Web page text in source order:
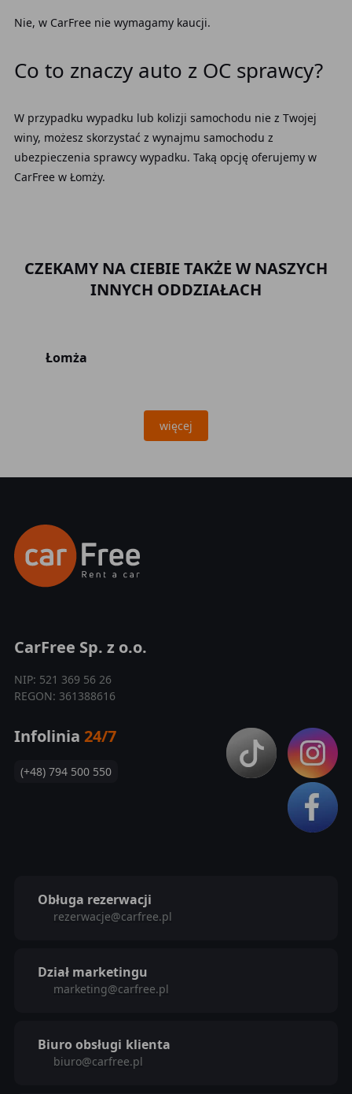
Nie, w CarFree nie wymagamy kaucji.
Co to znaczy auto z OC sprawcy?
W przypadku wypadku lub kolizji samochodu nie z Twojej
winy, możesz skorzystać z wynajmu samochodu z
ubezpieczenia sprawcy wypadku. Taką opcję oferujemy w
CarFree w Łomży.
CZEKAMY NA CIEBIE TAKŻE W NASZYCH
INNYCH ODDZIAŁACH
Łomża
więcej
CarFree Sp. z o.o.
NIP: 521 369 56 26
REGON: 361388616
Infolinia 24/7
(+48) 794 500 550
Obługa rezerwacji
rezerwacje@carfree.pl
Dział marketingu
marketing@carfree.pl
Biuro obsługi klienta
biuro@carfree.pl